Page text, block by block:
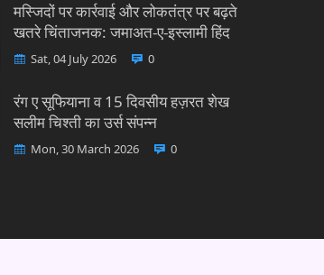
मस्जिदों पर कार्रवाई और लोकतंत्र पर बढ़ते
खतरे चिंताजनक: जमाअत-ए-इस्लामी हिंद
Sat, 04 July 2026 0
रंग ए सूफियाना व 15 दिवसीय हज़रत शेख
सलीम चिश्ती का उर्स संपन्न
Mon, 30 March 2026 0